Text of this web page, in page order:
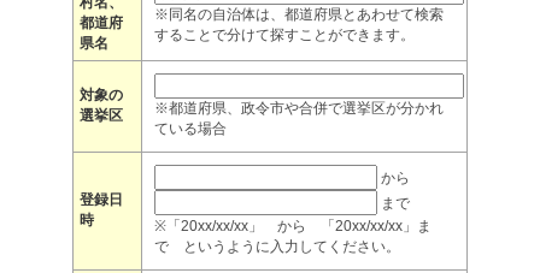
都道府
県名
※同名の自治体は、都道府県とあわせて検索
することで分けて探すことができます。
対象の
選挙区
※都道府県、政令市や合併で選挙区が分かれ
ている場合
登録日
時
から
まで
※「20xx/xx/xx」 から 「20xx/xx/xx」ま
で というように入力してください。